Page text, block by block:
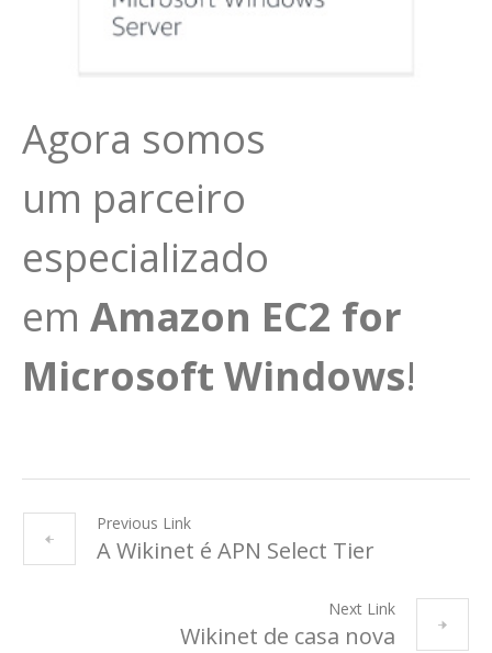
Agora somos
um parceiro
especializado
em Amazon EC2 for
Microsoft Windows!
Previous Link
A Wikinet é APN Select Tier
Next Link
Wikinet de casa nova